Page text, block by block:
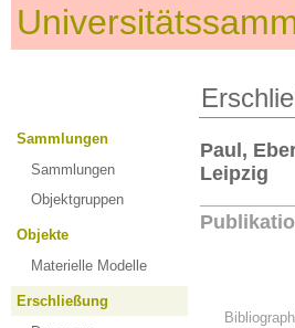
Sammlungen
Sammlungen
Objektgruppen
Objekte
Materielle Modelle
Erschließung
Paul,
Leipzig